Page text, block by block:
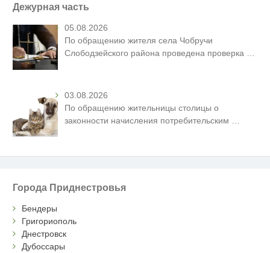
Дежурная часть
05.08.2026
По обращению жителя села Чобручи
Слободзейского района проведена проверка …
03.08.2026
По обращению жительницы столицы о
законности начисления потребительским
Города Приднестровья
Бендеры
Григориополь
Днестровск
Дубоссары